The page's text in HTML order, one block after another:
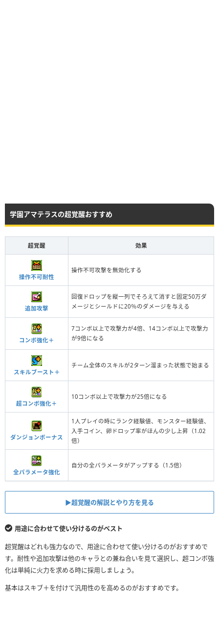
学園アマテラスの超覚醒おすすめ
超覚醒 効果
操作不可耐性
操作不可攻撃を無効化する
追加攻撃
回復ドロップを縦一列でそろえて消すと固定50万ダ
メージとシールドに20％のダメージを与える
コンボ強化＋
7コンボ以上で攻撃力が4倍、14コンボ以上で攻撃力
が9倍になる
スキルブースト＋
チーム全体のスキルが2ターン溜まった状態で始まる
超コンボ強化＋
10コンボ以上で攻撃力が25倍になる
ダンジョンボーナス
1人プレイの時にランク経験値、モンスター経験値、
入手コイン、卵ドロップ率がほんの少し上昇（1.02
倍）
全パラメータ強化
自分の全パラメータがアップする（1.5倍）
▶︎超覚醒の解説とやり方を見る
用途に合わせて使い分けるのがベスト
超覚醒はどれも強力なので、用途に合わせて使い分けるのがおすすめで
す。耐性や追加攻撃は他のキャラとの兼ね合いを見て選択し、超コンボ強
化は単純に火力を求める時に採用しましょう。
基本はスキブ＋を付けて汎用性のを高めるのがおすすめです。